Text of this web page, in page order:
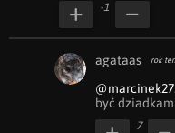
-1
agataas rok
być
7